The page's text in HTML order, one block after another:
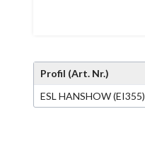
Profil (Art. Nr.)
ESL HANSHOW (EI355)